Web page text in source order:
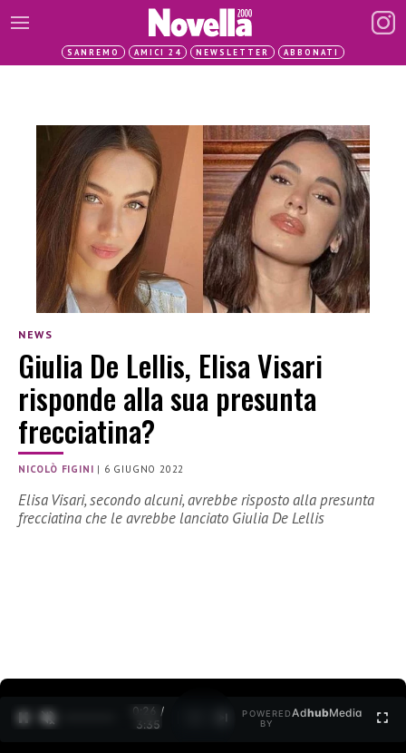
SANREMO AMICI 24 NEWSLETTER ABBONATI
NEWS
Giulia De Lellis, Elisa Visari
risponde alla sua presunta
frecciatina?
NICOLÒ FIGINI | 6 GIUGNO 2022
Elisa Visari, secondo alcuni, avrebbe risposto alla presunta
frecciatina che le avrebbe lanciato Giulia De Lellis
0:27 /
3:35
POWERED
BY
AdhubMedia